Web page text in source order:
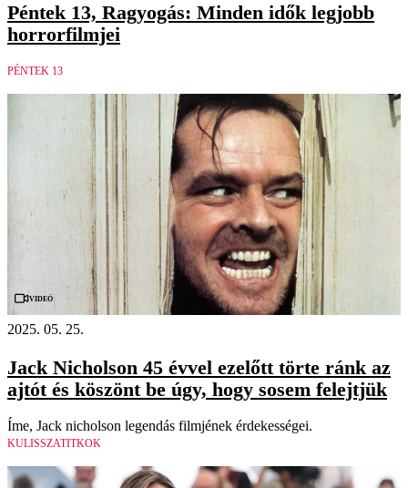
Péntek 13, Ragyogás: Minden idők legjobb
horrorfilmjei
PÉNTEK 13
Videó
2025. 05. 25.
Jack Nicholson 45 évvel ezelőtt törte ránk az
ajtót és köszönt be úgy, hogy sosem felejtjük
Íme, Jack nicholson legendás filmjének érdekességei.
KULISSZATITKOK